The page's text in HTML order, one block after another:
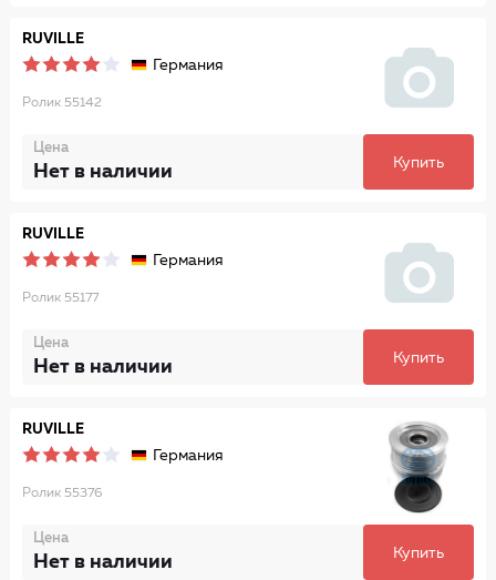
RUVILLE
Германия
Ролик 55142
Цена
Нет в наличии Купить
RUVILLE
Германия
Ролик 55177
Цена
Нет в наличии Купить
RUVILLE
Германия
Ролик 55376
Цена
Нет в наличии Купить